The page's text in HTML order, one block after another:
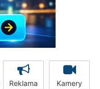
Reklama Kamery